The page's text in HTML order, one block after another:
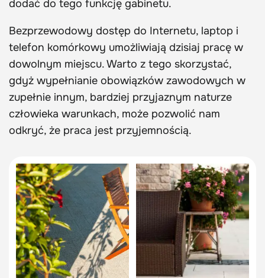
dodać do tego funkcję gabinetu.
Bezprzewodowy dostęp do Internetu, laptop i
telefon komórkowy umożliwiają dzisiaj pracę w
dowolnym miejscu. Warto z tego skorzystać,
gdyż wypełnianie obowiązków zawodowych w
zupełnie innym, bardziej przyjaznym naturze
człowieka warunkach, może pozwolić nam
odkryć, że praca jest przyjemnością.